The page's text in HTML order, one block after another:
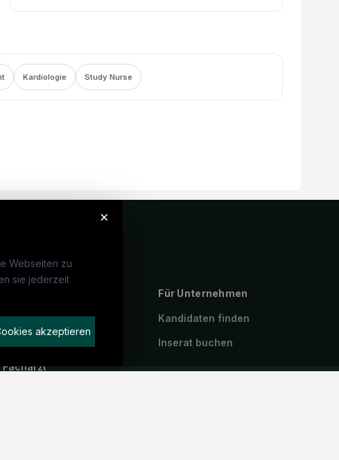
Kardiologie Study Nurse
×
Webseiten zu
sie jederzeit
akzeptieren
DGKP
Facharzt
Für Unternehmen
Kandidaten finden
Inserat buchen